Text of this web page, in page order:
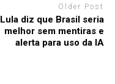
Older Post
Lula diz que Brasil seria
melhor sem mentiras e
alerta para uso da IA